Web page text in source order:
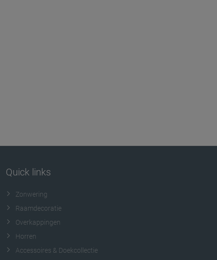
Quick links
Zonwering
Raamdecoratie
Overkappingen
Horren
Accessoires & Doekcollectie